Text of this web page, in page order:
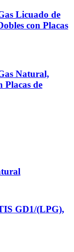
Licuado de
con Placas
Natural,
Placas de
GD1/(LPG),